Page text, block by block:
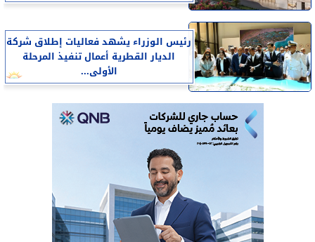
رئيس الوزراء يشهد فعاليات إطلاق شركة
الديار القطرية أعمال تنفيذ المرحلة
الأولى...